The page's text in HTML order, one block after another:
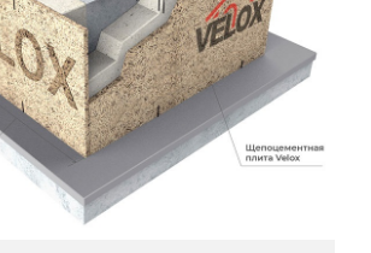
комплекс ПКТИ
испытательный комплекс